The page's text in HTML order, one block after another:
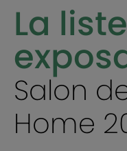
La
Salon
Home